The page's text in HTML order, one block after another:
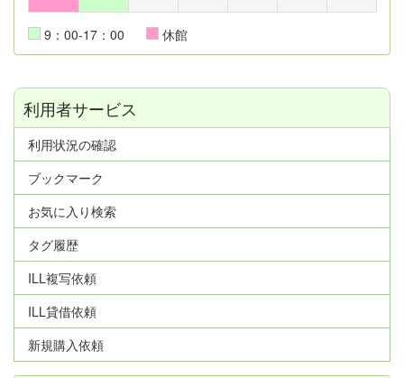
9：00-17：00 休館
利用者サービス
利用状況の確認
ブックマーク
お気に入り検索
タグ履歴
ILL複写依頼
ILL貸借依頼
新規購入依頼